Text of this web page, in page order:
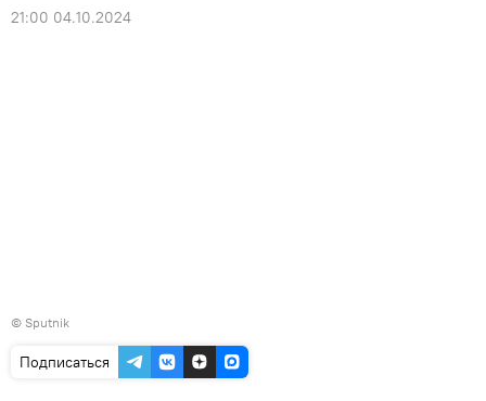
21:00 04.10.2024
© Sputnik
Подписаться